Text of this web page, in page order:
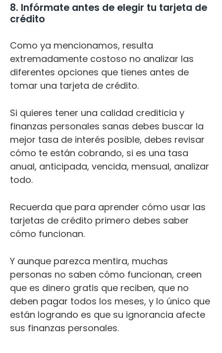
8. Infórmate antes de elegir tu tarjeta de
crédito
Como ya mencionamos, resulta
extremadamente costoso no analizar las
diferentes opciones que tienes antes de
tomar una tarjeta de crédito.
Si quieres tener una calidad crediticia y
finanzas personales sanas debes buscar la
mejor tasa de interés posible, debes revisar
cómo te están cobrando, si es una tasa
anual, anticipada, vencida, mensual, analizar
todo.
Recuerda que para aprender cómo usar las
tarjetas de crédito primero debes saber
cómo funcionan.
Y aunque parezca mentira, muchas
personas no saben cómo funcionan, creen
que es dinero gratis que reciben, que no
deben pagar todos los meses, y lo único que
están logrando es que su ignorancia afecte
sus finanzas personales.